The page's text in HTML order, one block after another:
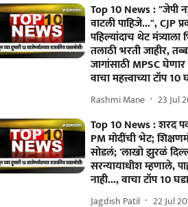
Top 10 News : "जेपी
वाटली पाहिजे...", CJP
पहिल्यांदाच थेट मंत्र्याला
तलाठी भरती जाहीर,
जागांसाठी MPSC घेणार
वाचा महत्त्वाच्या टॉप 10
Rashmi Mane 23 Jul
Top 10 News : शरद
PM मोदींची भेट;
सोडलं; 'लाखो झुरळं
सरन्यायाधीश म्हणाले,
नाही..., वाचा टॉप 10
Jagdish Patil 22 Jul